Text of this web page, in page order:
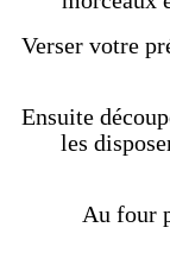
Verser votre
Ensuite
les
Au four